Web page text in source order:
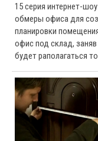
15 серия интернет-
обмеры офиса для
планировки
офис под склад,
будет раполагаться